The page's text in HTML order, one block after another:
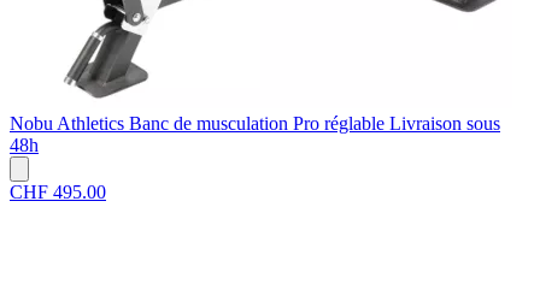
Nobu Athletics Banc de musculation Pro réglable Livraison sous
48h
CHF 495.00